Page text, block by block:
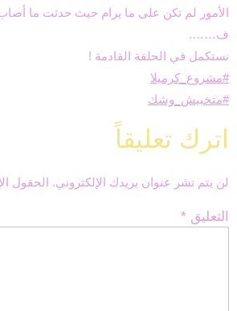
الأمور لم تكن على ما يرام حيث حدثت ما أصاب
ف…….
نستكمل في الحلقة القادمة !
#مشروع_كرميلا
#متخبيش_وشك
اترك تعليقاً
لن يتم نشر عنوان بريدك الإلكتروني. الحقول
التعليق *